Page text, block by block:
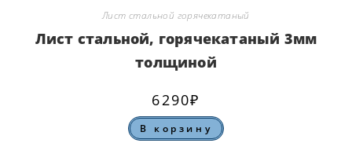
Лист стальной горячекатаный
Лист стальной, горячекатаный 3мм
толщиной
6290₽
В корзину